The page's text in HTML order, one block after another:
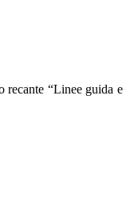
recante “Linee guida e